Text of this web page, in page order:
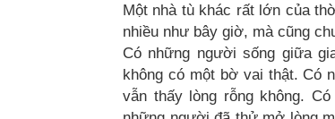
Một nhà tù khác rất lớn của
nhiều như bây giờ, mà cũng
Có những người sống giữa
không có một bờ vai thật. Có
vẫn thấy lòng rỗng không.